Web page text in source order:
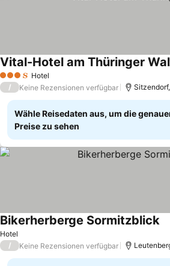
3 Sterne Hotel
Vital-Hotel am Thüringer
/ Keine Rezensionen verfügbar
Wähle Reisedaten aus, um die
Preise zu sehen
Hotel
Bikerherberge Sormitzblick
/ Keine Rezensionen verfügbar